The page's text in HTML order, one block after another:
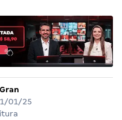
01/25